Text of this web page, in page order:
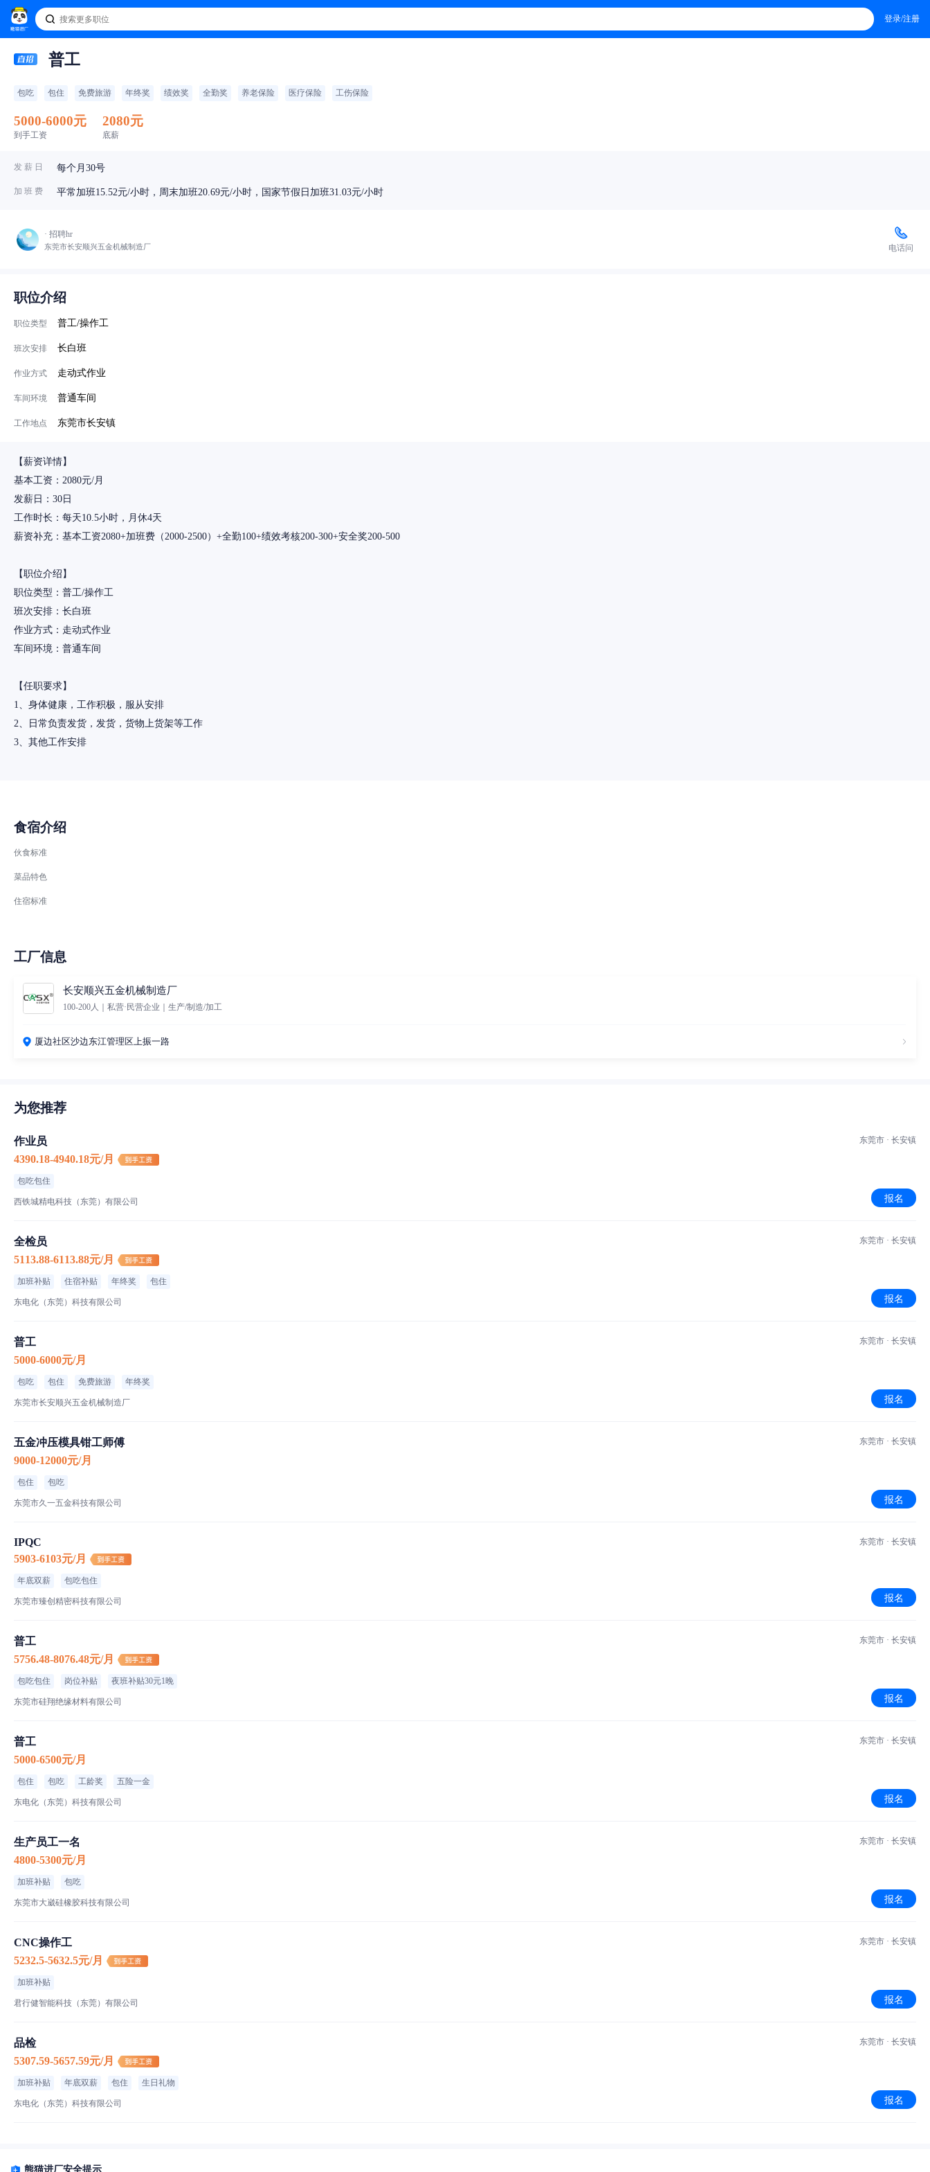
登录/注册
普工
包吃 包住 免费旅游 年终奖 绩效奖 全勤奖 养老保险 医疗保险 工伤保险
5000-6000元
到手工资
2080元
底薪
发 薪 日 每个月30号
加 班 费 平常加班15.52元/小时，周末加班20.69元/小时，国家节假日加班31.03元/小时
· 招聘hr
东莞市长安顺兴五金机械制造厂 电话问
职位介绍
职位类型 普工/操作工
班次安排 长白班
作业方式 走动式作业
车间环境 普通车间
工作地点 东莞市长安镇
【薪资详情】
基本工资：2080元/月
发薪日：30日
工作时长：每天10.5小时，月休4天
薪资补充：基本工资2080+加班费（2000-2500）+全勤100+绩效考核200-300+安全奖200-500
【职位介绍】
职位类型：普工/操作工
班次安排：长白班
作业方式：走动式作业
车间环境：普通车间
【任职要求】
1、身体健康，工作积极，服从安排
2、日常负责发货，发货，货物上货架等工作
3、其他工作安排
食宿介绍
伙食标准
菜品特色
住宿标准
工厂信息
长安顺兴五金机械制造厂
100-200人｜私营·民营企业｜生产/制造/加工
厦边社区沙边东江管理区上振一路
为您推荐
作业员
4390.18-4940.18元/月
包吃包住
西铁城精电科技（东莞）有限公司
东莞市 · 长安镇
报名
全检员
5113.88-6113.88元/月
加班补贴 住宿补贴 年终奖 包住
东电化（东莞）科技有限公司
东莞市 · 长安镇
报名
普工
5000-6000元/月
包吃 包住 免费旅游 年终奖
东莞市长安顺兴五金机械制造厂
东莞市 · 长安镇
报名
五金冲压模具钳工师傅
9000-12000元/月
包住 包吃
东莞市久一五金科技有限公司
东莞市 · 长安镇
报名
IPQC
5903-6103元/月
年底双薪 包吃包住
东莞市臻创精密科技有限公司
东莞市 · 长安镇
报名
普工
5756.48-8076.48元/月
包吃包住 岗位补贴 夜班补贴30元1晚
东莞市硅翔绝缘材料有限公司
东莞市 · 长安镇
报名
普工
5000-6500元/月
包住 包吃 工龄奖 五险一金
东电化（东莞）科技有限公司
东莞市 · 长安镇
报名
生产员工一名
4800-5300元/月
加班补贴 包吃
东莞市大崴硅橡胶科技有限公司
东莞市 · 长安镇
报名
CNC操作工
5232.5-5632.5元/月
加班补贴
君行健智能科技（东莞）有限公司
东莞市 · 长安镇
报名
品检
5307.59-5657.59元/月
加班补贴 年底双薪 包住 生日礼物
东电化（东莞）科技有限公司
东莞市 · 长安镇
报名
熊猫进厂安全提示